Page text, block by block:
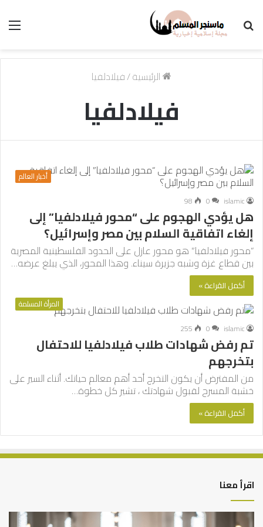
الرئيسية/فيلادلفيا
فيلادلفيا
أخبار العالم
islamic
0
98
هل يؤدي الهجوم على “محور فيلادلفيا” إلى
إلغاء اتفاقية السلام بين مصر وإسرائيل؟
“محور فيلادلفيا” هو محور عازل على الحدود الفلسطينية المصرية
بين قطاع غزة وشبه جزيرة سيناء. وهذا المحور، الذي يبلغ عرضه…
أكمل القراءة »
المرأة المسلمة
islamic
0
255
تم رفض شهادات طلاب فيلادلفيا للاحتفال
بتخرجهم
من المفترض أن يكون التخرج أحد أهم معالم حياتك. أثناء السير على
خشبة المسرح لقبول شهادتك ، تشير كل خطوة…
أكمل القراءة »
اقرأ معنا
العلاقة